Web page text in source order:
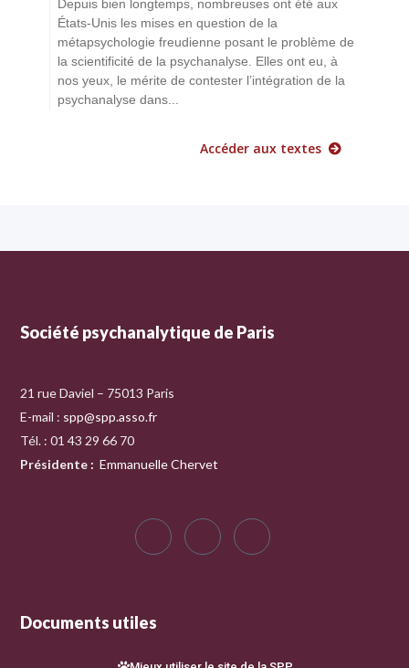
Depuis bien longtemps, nombreuses ont été aux
États-Unis les mises en question de la
métapsychologie freudienne posant le problème de
la scientificité de la psychanalyse. Elles ont eu, à
nos yeux, le mérite de contester l’intégration de la
psychanalyse dans...
Accéder aux textes
Société psychanalytique de Paris
21 rue Daviel – 75013 Paris
E-mail : spp@spp.asso.fr
Tél. : 01 43 29 66 70
Présidente : Emmanuelle Chervet
Documents utiles